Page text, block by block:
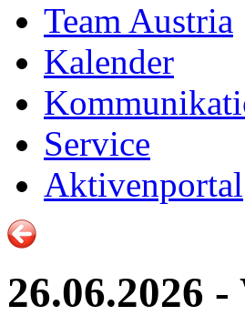
Team Austria
Kalender
Service
Aktivenportal
26.06.2026